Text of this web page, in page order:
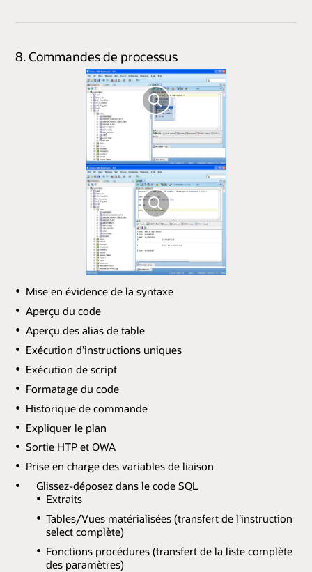
8. Commandes de processus
Mise en évidence de la syntaxe
Aperçu du code
Aperçu des alias de table
Exécution d’instructions uniques
Exécution de script
Formatage du code
Historique de commande
Expliquer le plan
Sortie HTP et OWA
Prise en charge des variables de liaison
Glissez-déposez dans le code SQL
Extraits
Tables/Vues matérialisées (transfert de l’instruction
select complète)
Fonctions procédures (transfert de la liste complète
des paramètres)